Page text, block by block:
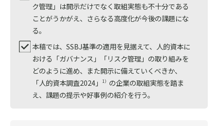
ク管理」は開示だけでなく取組実態も不十分である
ことがうかがえ、さらなる高度化が今後の課題にな
る。
本稿では、SSBJ基準の適用を見据えて、人的資本に
おける「ガバナンス」「リスク管理」の取り組みを
どのように進め、また開示に備えていくべきか、
「人的資本調査2024」1） の企業の取組実態を踏ま
え、課題の提示や好事例の紹介を行う。